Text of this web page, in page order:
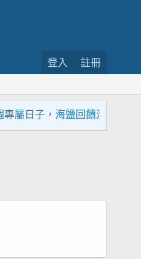
登入 註冊
日子，海鹽回饋活動，大家